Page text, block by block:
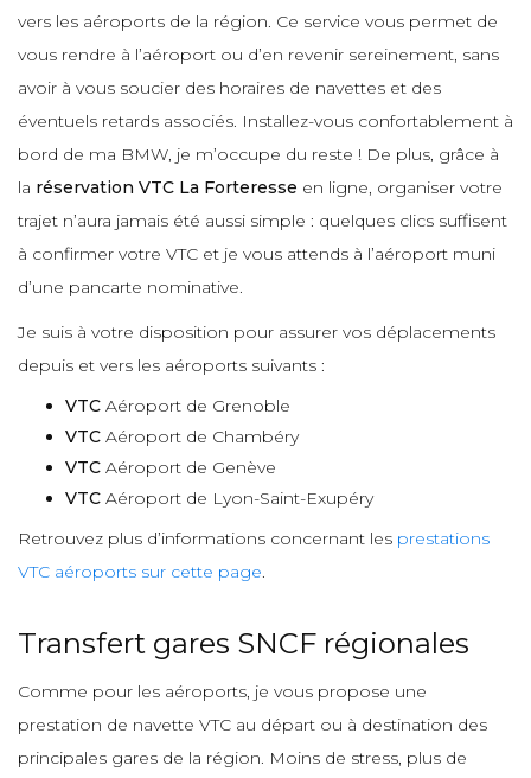
vers les aéroports de la région. Ce service vous permet de
vous rendre à l’aéroport ou d’en revenir sereinement, sans
avoir à vous soucier des horaires de navettes et des
éventuels retards associés. Installez-vous confortablement à
bord de ma BMW, je m’occupe du reste ! De plus, grâce à
la réservation VTC La Forteresse en ligne, organiser votre
trajet n’aura jamais été aussi simple : quelques clics suffisent
à confirmer votre VTC et je vous attends à l’aéroport muni
d’une pancarte nominative.
Je suis à votre disposition pour assurer vos déplacements
depuis et vers les aéroports suivants :
VTC Aéroport de Grenoble
VTC Aéroport de Chambéry
VTC Aéroport de Genève
VTC Aéroport de Lyon-Saint-Exupéry
Retrouvez plus d’informations concernant les prestations
VTC aéroports sur cette page.
Transfert gares SNCF régionales
Comme pour les aéroports, je vous propose une
prestation de navette VTC au départ ou à destination des
principales gares de la région. Moins de stress, plus de